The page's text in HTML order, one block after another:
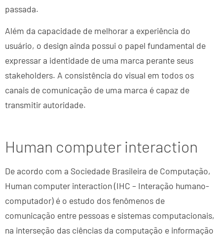
passada.
Além da capacidade de melhorar a experiência do
usuário, o design ainda possui o papel fundamental de
expressar a identidade de uma marca perante seus
stakeholders. A consistência do visual em todos os
canais de comunicação de uma marca é capaz de
transmitir autoridade.
Human computer interaction
De acordo com a Sociedade Brasileira de Computação,
Human computer interaction (IHC – Interação humano-
computador) é o estudo dos fenômenos de
comunicação entre pessoas e sistemas computacionais,
na interseção das ciências da computação e informação